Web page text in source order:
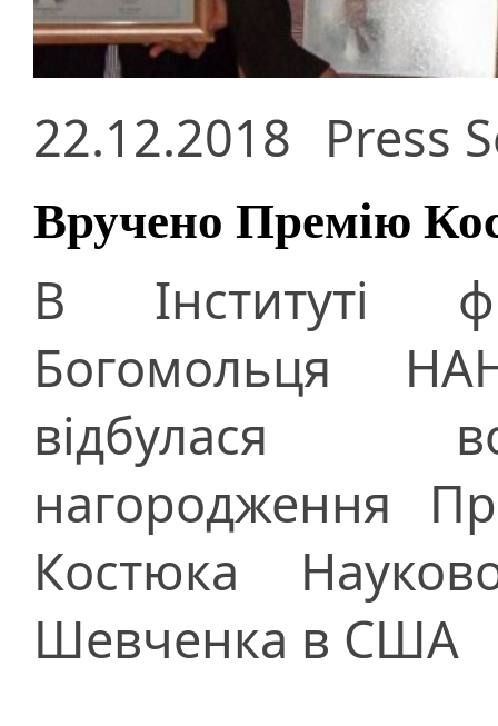
22.12.2018 Press
Вручено Премію
В Інституті
Богомольця
відбулася
нагородження
Костюка
Шевченка в США